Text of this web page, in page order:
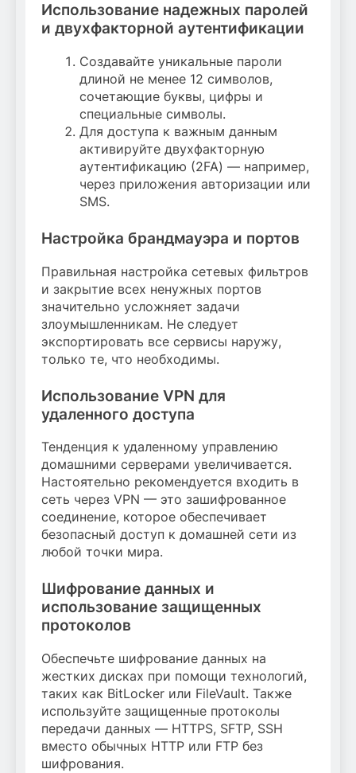
Использование надежных паролей
и двухфакторной аутентификации
Создавайте уникальные пароли
длиной не менее 12 символов,
сочетающие буквы, цифры и
специальные символы.
Для доступа к важным данным
активируйте двухфакторную
аутентификацию (2FA) — например,
через приложения авторизации или
SMS.
Настройка брандмауэра и портов
Правильная настройка сетевых фильтров
и закрытие всех ненужных портов
значительно усложняет задачи
злоумышленникам. Не следует
экспортировать все сервисы наружу,
только те, что необходимы.
Использование VPN для
удаленного доступа
Тенденция к удаленному управлению
домашними серверами увеличивается.
Настоятельно рекомендуется входить в
сеть через VPN — это зашифрованное
соединение, которое обеспечивает
безопасный доступ к домашней сети из
любой точки мира.
Шифрование данных и
использование защищенных
протоколов
Обеспечьте шифрование данных на
жестких дисках при помощи технологий,
таких как BitLocker или FileVault. Также
используйте защищенные протоколы
передачи данных — HTTPS, SFTP, SSH
вместо обычных HTTP или FTP без
шифрования.